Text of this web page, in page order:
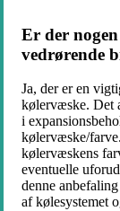
Er der
vedrørende
Ja, der er en
kølervæske. Det
i
kølervæske/
kølervæskens
eventuelle
denne
af kølesystemet